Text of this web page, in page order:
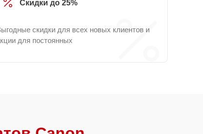
Скидки до 25%
скидки для всех новых клиентов и
для постоянных